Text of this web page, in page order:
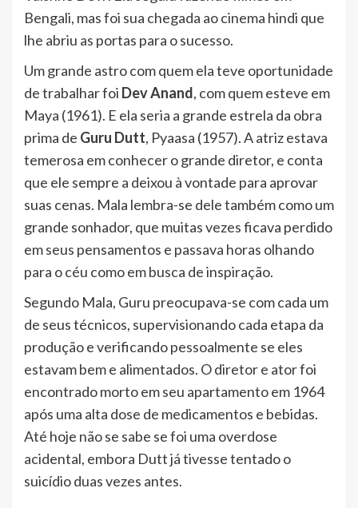
Bengali, mas foi sua chegada ao cinema hindi que
lhe abriu as portas para o sucesso.
Um grande astro com quem ela teve oportunidade
de trabalhar foi Dev Anand, com quem esteve em
Maya (1961). E ela seria a grande estrela da obra
prima de Guru Dutt, Pyaasa (1957). A atriz estava
temerosa em conhecer o grande diretor, e conta
que ele sempre a deixou à vontade para aprovar
suas cenas. Mala lembra-se dele também como um
grande sonhador, que muitas vezes ficava perdido
em seus pensamentos e passava horas olhando
para o céu como em busca de inspiração.
Segundo Mala, Guru preocupava-se com cada um
de seus técnicos, supervisionando cada etapa da
produção e verificando pessoalmente se eles
estavam bem e alimentados. O diretor e ator foi
encontrado morto em seu apartamento em 1964
após uma alta dose de medicamentos e bebidas.
Até hoje não se sabe se foi uma overdose
acidental, embora Dutt já tivesse tentado o
suicídio duas vezes antes.